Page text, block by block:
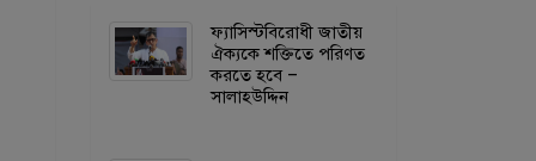
ফ্যাসিস্টবিরোধী জাতীয়
ঐক্যকে শক্তিতে পরিণত
করতে হবে –
সালাহউদ্দিন